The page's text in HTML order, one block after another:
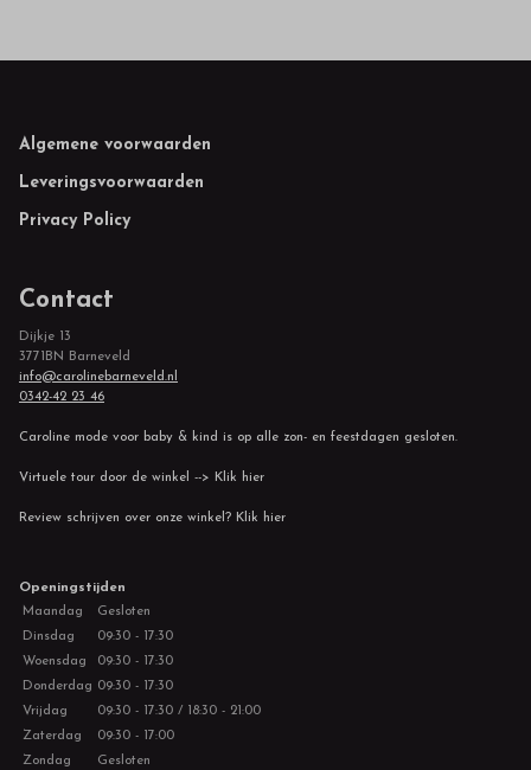
Footer
Algemene voorwaarden
Leveringsvoorwaarden
Privacy Policy
Contact
Dijkje 13
3771BN Barneveld
info@carolinebarneveld.nl
0342-42 23 46
Caroline mode voor baby & kind is op alle zon- en feestdagen gesloten.
Virtuele tour door de winkel --> Klik hier
Review schrijven over onze winkel? Klik hier
Openingstijden
Maandag
Gesloten
Dinsdag
09:30 - 17:30
Woensdag
09:30 - 17:30
Donderdag 09:30 - 17:30
Vrijdag
09:30 - 17:30 / 18:30 - 21:00
Zaterdag
09:30 - 17:00
Zondag
Gesloten